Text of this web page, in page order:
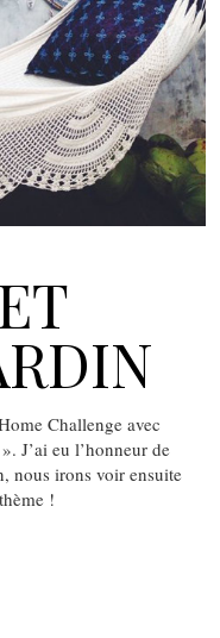
Challenge avec
J’ai eu l’honneur de
nous irons voir ensuite
!